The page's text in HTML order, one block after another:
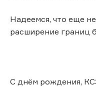
Надеемся, что еще
расширение границ
С днём рождения,